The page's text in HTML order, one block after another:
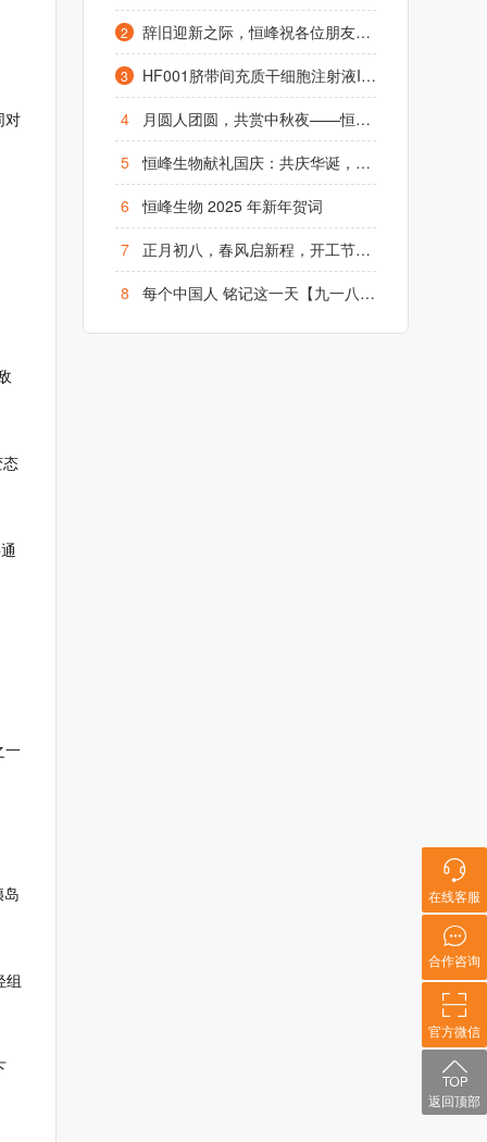
对
态
一
岛
组
2 辞旧迎新之际，恒峰祝各位朋友元旦快乐，阖家幸福！
3
HF001脐带间充质干细胞注射液IND获受理，1.2亿糖友或迎来治疗“新希望”
4
月圆人团圆，共赏中秋夜——恒峰生物致全体同仁及合作伙伴的中秋祝福
5
恒峰生物献礼国庆：共庆华诞，祈愿昌盛
6
恒峰生物 2025 年新年贺词
7
正月初八，春风启新程，开工节节高！
8
每个中国人 铭记这一天【九一八】勿忘国耻、铭记历史
在线客服
合作咨询
官方微信
返回顶部